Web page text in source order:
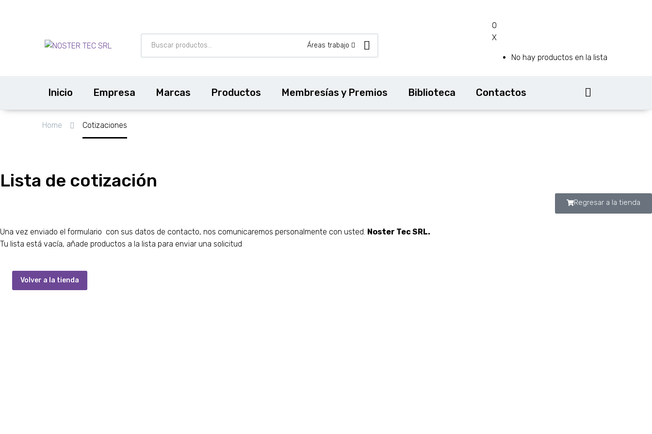
Áreas trabajo
0
X
No hay productos en la lista
Inicio Empresa Marcas Productos Membresías y Premios Biblioteca Contactos
Cotizaciones
Home Cotizaciones
Lista de cotización
Regresar a la tienda
Una vez enviado el formulario con sus datos de contacto, nos comunicaremos personalmente con usted. Noster Tec SRL.
Tu lista está vacía, añade productos a la lista para enviar una solicitud
Volver a la tienda